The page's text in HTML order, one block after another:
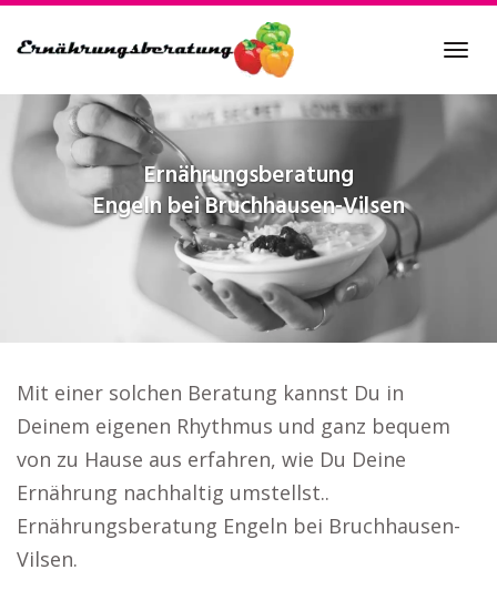
to
content
Ernährungsberatung
Engeln bei Bruchhausen-Vilsen
Mit einer solchen Beratung kannst Du in
Deinem eigenen Rhythmus und ganz bequem
von zu Hause aus erfahren, wie Du Deine
Ernährung nachhaltig umstellst..
Ernährungsberatung Engeln bei Bruchhausen-
Vilsen.